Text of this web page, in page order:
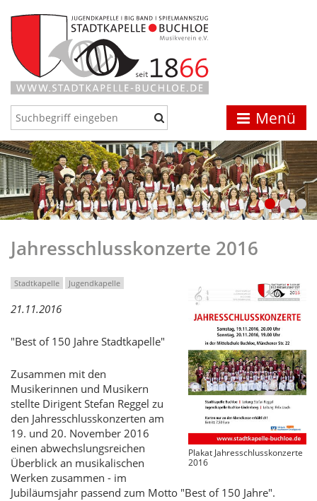
Menü
Jahresschlusskonzerte 2016
Plakat Jahresschlusskonzerte
2016
Stadtkapelle Jugendkapelle
21.11.2016
"Best of 150 Jahre Stadtkapelle"
Zusammen mit den
Musikerinnen und Musikern
stellte Dirigent Stefan Reggel zu
den Jahresschlusskonzerten am
19. und 20. November 2016
einen abwechslungsreichen
Überblick an musikalischen
Werken zusammen - im
Jubiläumsjahr passend zum Motto "Best of 150 Jahre".